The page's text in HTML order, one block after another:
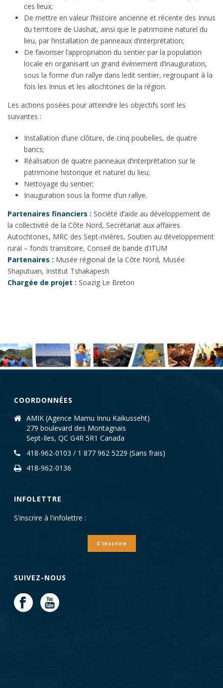
ces lieux;
De mettre en valeur l’histoire ancienne et récente des Innus
du territoire de Uashat, ainsi que le patrimoine naturel du
lieu, par l’installation de panneaux d’interprétation;
De favoriser l’appropriation du sentier par la population
locale en organisant un grand évènement d’inauguration,
sous la forme d’un rallye dans ledit sentier, regroupant à la
fois les Innus et les allochtones de la région.
Les actions posées pour atteindre les objectifs sont les
suivantes :
Installation d’une clôture, de cinq poubelles, de quatre
bancs;
Réalisation de quatre panneaux d’interprétation sur le
patrimoine historique et naturel du lieu;
Nettoyage du sentier;
Inauguration sous la forme d’un rallye.
Partenaires financiers : Société d’aide au développement de
la collectivité de la Côte Nord, Secrétariat aux affaires
Autochtones, MRC des Sept-rivières, Soutien au développement
rural – fonds transitoire, Conseil de bande d’ITUM
Partenaires : Musée régional de la Côte Nord, Musée
Shaputuan, Institut Tshakapesh
Chargée de projet : Soazig Le Breton
COORDONNÉES
AMIK (Agence Mamu Innu Kaikusseht)
279 boulevard des Montagnais
Sept-Iles, QC G4R 5R1 Canada
418-962-0103 / 1 877 962 5229 (Sans frais)
418-962-0136
INFOLETTRE
S'inscrire à l'infolettre :
S'inscrire
SUIVEZ-NOUS